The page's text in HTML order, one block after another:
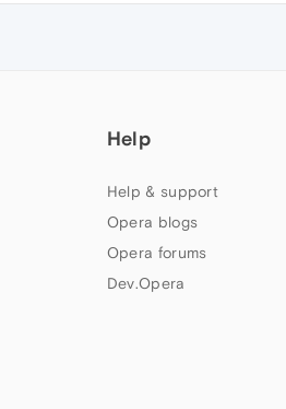
Help
Help & support
Opera blogs
Opera forums
Dev.Opera